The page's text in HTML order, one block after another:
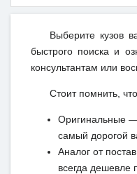
Выберите кузов
быстрого поиска и
консультантам или
Стоит помнить,
Оригинальные —
самый дорогой
Аналог от
всегда дешевле